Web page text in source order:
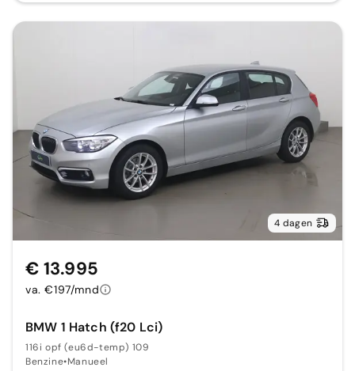
4 dagen
BMW 1 Hatch (f20 Lci)
116i opf (eu6d-temp) 109
Benzine•Manueel
€ 13.995
va. €197/mnd